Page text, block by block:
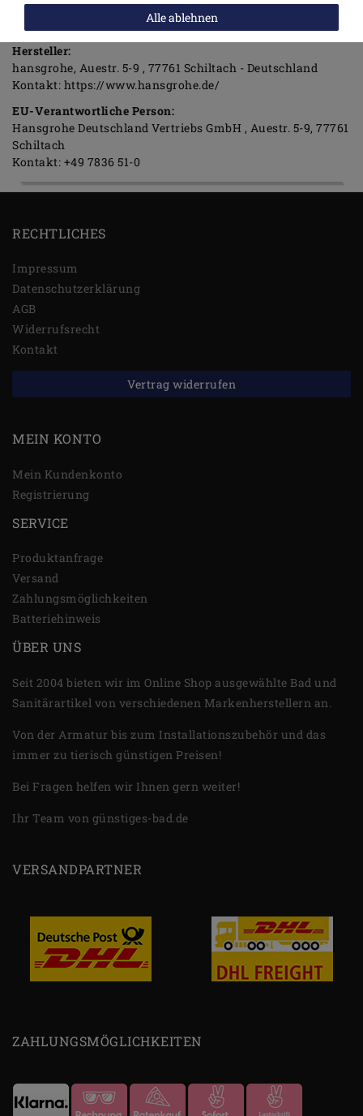
Angaben zur Produktsicherheit
Hersteller:
hansgrohe Auestr. 5-9 77761 Schiltach
Deutschland
Kontakt: https://www.hansgrohe.de/
EU-Verantwortliche Person:
Hansgrohe Deutschland Vertriebs GmbH Auestr. 5-9 77761
Schiltach
Kontakt: +49 7836 51-0
RECHTLICHES
Impressum
Daten­schutz­erklärung
AGB
Widerrufs­recht
Kontakt
Vertrag widerrufen
MEIN KONTO
Mein Kundenkonto
Registrierung
SERVICE
Produktanfrage
Versand
Zahlungsmöglichkeiten
Batteriehinweis
ÜBER UNS
Seit 2004 bieten wir im Online Shop ausgewählte Bad und
Sanitärartikel von verschiedenen Markenherstellern an.
Von der Armatur bis zum Installationszubehör und das
immer zu tierisch günstigen Preisen!
Bei Fragen helfen wir Ihnen gern weiter!
Ihr Team von günstiges-bad.de
VERSANDPARTNER
ZAHLUNGSMÖGLICHKEITEN
Alle ablehnen